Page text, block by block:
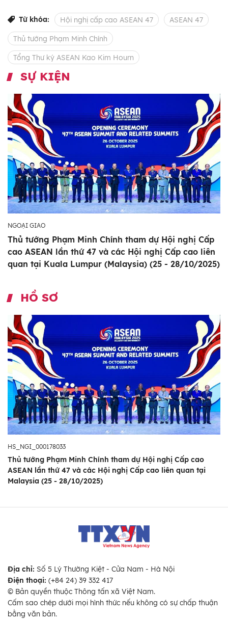
Từ khóa: Hội nghị cấp cao ASEAN 47 ASEAN 47
Thủ tướng Phạm Minh Chính
Tổng Thư ký ASEAN Kao Kim Hourn
SỰ KIỆN
NGOẠI GIAO
Thủ tướng Phạm Minh Chính tham dự Hội nghị Cấp
cao ASEAN lần thứ 47 và các Hội nghị Cấp cao liên
quan tại Kuala Lumpur (Malaysia) (25 - 28/10/2025)
HỒ SƠ
HS_NGI_000178033
Thủ tướng Phạm Minh Chính tham dự Hội nghị Cấp cao
ASEAN lần thứ 47 và các Hội nghị Cấp cao liên quan tại
Malaysia (25 - 28/10/2025)
Địa chỉ: Số 5 Lý Thường Kiệt - Cửa Nam - Hà Nội
Điện thoại: (+84 24) 39 332 417
© Bản quyền thuộc Thông tấn xã Việt Nam.
Cấm sao chép dưới mọi hình thức nếu không có sự chấp thuận
bằng văn bản.